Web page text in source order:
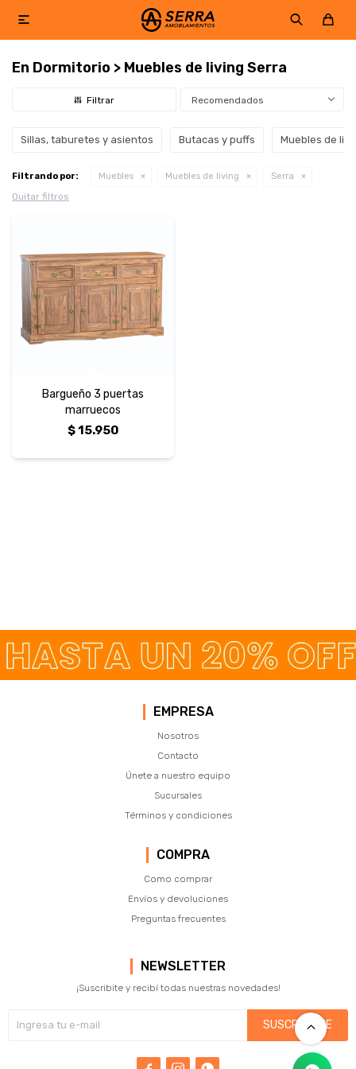

En Dormitorio > Muebles de living Serra
Recomendados
Sillas, taburetes y asientos Butacas y puffs Muebles de
Filtrando por: Muebles Muebles de living Serra
Quitar filtros
Bargueño 3 puertas
marruecos
$15.950
EMPRESA
Nosotros
Contacto
Únete a nuestro equipo
Sucursales
Términos y condiciones
COMPRA
Como comprar
Envíos y devoluciones
Preguntas frecuentes
NEWSLETTER
¡Suscribite y recibí todas nuestras novedades!
SUSCRIBIRME